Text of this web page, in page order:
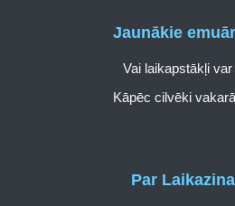
Par
Jaunākie
Vai laikapstākļi
Kāpēc cilvēki